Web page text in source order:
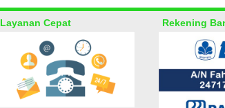
Layanan Cepat Rekening